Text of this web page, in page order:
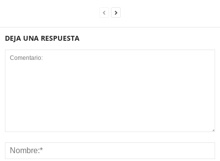
DEJA UNA RESPUESTA